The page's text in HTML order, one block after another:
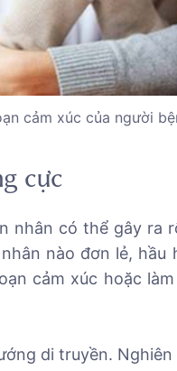
cảm xúc của người
cực
nhân có thể gây ra
nào đơn lẻ, hầu
cảm xúc hoặc
di truyền.